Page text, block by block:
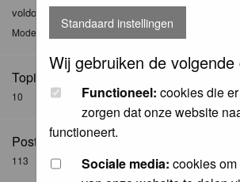
Standaard instellingen
Wij gebruiken de volgende
Functioneel: cookies die
zorgen dat onze website
functioneert.
Sociale media: cookies
voldoen en de gedragscode (met aanvullingen)
Moderator Moderators
Topics:
10
Posts:
113